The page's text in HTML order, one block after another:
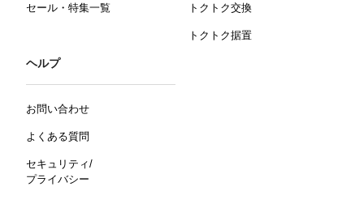
セール・特集一覧 トクトク交換
トクトク据置
ヘルプ
お問い合わせ
よくある質問
セキュリティ/
プライバシー